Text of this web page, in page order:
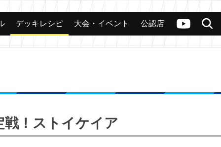
ヴァンガードch
検索
カード 大会 公認店舗 その他
デッキレシピ 大会・イベント 公認店
！ストイケイア